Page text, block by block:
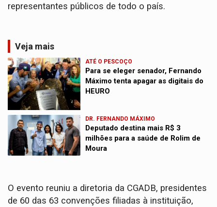
representantes públicos de todo o país.
Veja mais
ATÉ O PESCOÇO
Para se eleger senador, Fernando
Máximo tenta apagar as digitais do
HEURO
DR. FERNANDO MÁXIMO
Deputado destina mais R$ 3
milhões para a saúde de Rolim de
Moura
O evento reuniu a diretoria da CGADB, presidentes
de 60 das 63 convenções filiadas à instituição,